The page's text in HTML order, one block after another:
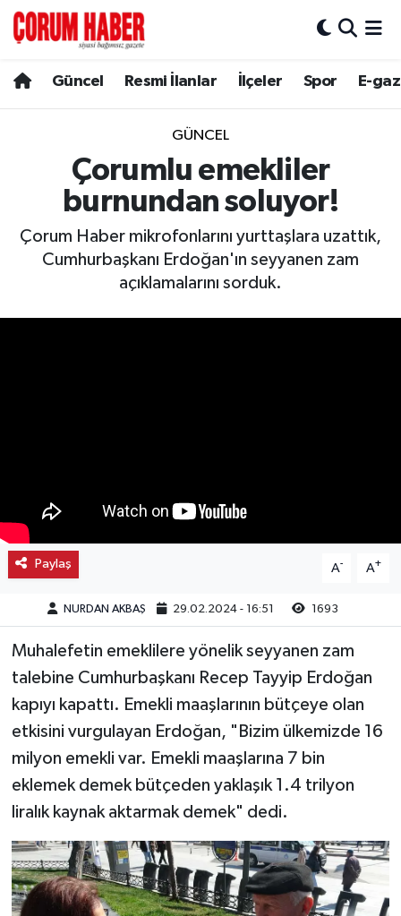
Güncel Resmi İlanlar İlçeler Spor E-
GÜNCEL
Çorumlu emekliler
burnundan soluyor!
Çorum Haber mikrofonlarını yurttaşlara uzattık,
Cumhurbaşkanı Erdoğan'ın seyyanen zam
açıklamalarını sorduk.
Paylaş A- A+
NURDAN AKBAŞ 29.02.2024 - 16:51 1693
Muhalefetin emeklilere yönelik seyyanen zam
talebine Cumhurbaşkanı Recep Tayyip Erdoğan
kapıyı kapattı. Emekli maaşlarının bütçeye olan
etkisini vurgulayan Erdoğan, "Bizim ülkemizde 16
milyon emekli var. Emekli maaşlarına 7 bin
eklemek demek bütçeden yaklaşık 1.4 trilyon
liralık kaynak aktarmak demek" dedi.
Spor
Resmi İlanlar
Alaca
Bayat
Mecitözü
Oğuzlar
Ortaköy
Osmancık
Sungurlu
Uğurludağ
Hava Durumu
Çorum Namaz Vakitleri
Trafik Durumu
Süper Lig Puan Durumu ve Fikstür
Tüm Manşetler